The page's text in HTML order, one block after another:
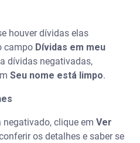
houver dívidas elas
campo Dívidas em meu
dívidas negativadas,
Seu nome está limpo.
negativado, clique em Ver
os detalhes e saber se